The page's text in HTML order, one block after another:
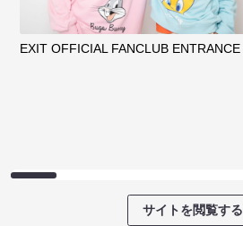
EXIT OFFICIAL FANCLUB ENTRANCE
サイトを閲覧する